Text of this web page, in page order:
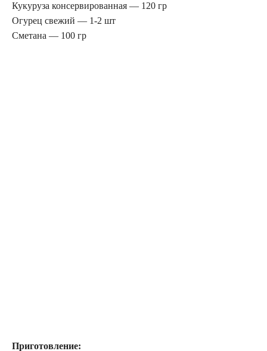
Кукуруза консервированная — 120 гр
Огурец свежий — 1-2 шт
Сметана — 100 гр
Приготовление: